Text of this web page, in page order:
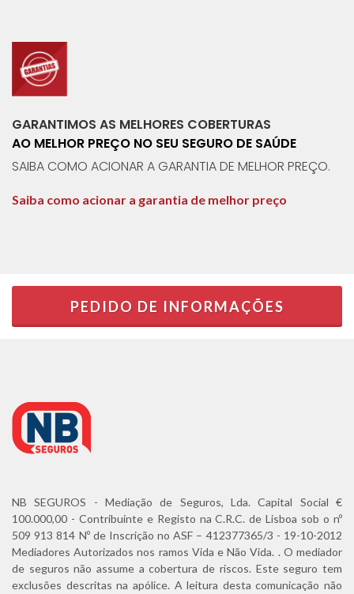
GARANTIMOS AS MELHORES COBERTURAS
AO MELHOR PREÇO NO SEU SEGURO DE SAÚDE
SAIBA COMO ACIONAR A GARANTIA DE MELHOR PREÇO.
Saiba como acionar a garantia de melhor preço
PEDIDO DE INFORMAÇÕES
NB SEGUROS - Mediação de Seguros, Lda. Capital Social €
100.000,00 - Contribuinte e Registo na C.R.C. de Lisboa sob o nº
509 913 814 Nº de Inscrição no ASF – 412377365/3 - 19-10-2012
Mediadores Autorizados nos ramos Vida e Não Vida. . O mediador
de seguros não assume a cobertura de riscos. Este seguro tem
exclusões descritas na apólice. A leitura desta comunicação não